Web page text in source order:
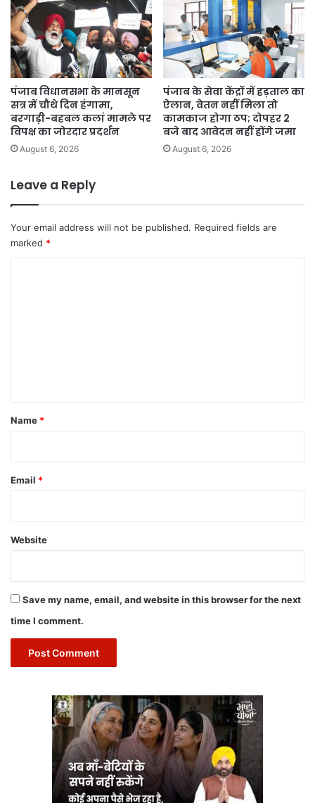
पंजाब विधानसभा के मानसून
सत्र में चौथे दिन हंगामा,
बरगाड़ी-बहबल कलां मामले पर
विपक्ष का जोरदार प्रदर्शन
August 6, 2026
पंजाब के सेवा केंद्रों में हड़ताल का
ऐलान, वेतन नहीं मिला तो
कामकाज होगा ठप; दोपहर 2
बजे बाद आवेदन नहीं होंगे जमा
August 6, 2026
Leave a Reply
Your email address will not be published. Required fields are
marked *
*
Name *
Email *
Website
Save my name, email, and website in this browser for the next
time I comment.